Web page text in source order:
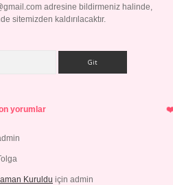
adresine bildirmeniz halinde,
sitemizden kaldırılacaktır.
yorumlar
Kuruldu için admin